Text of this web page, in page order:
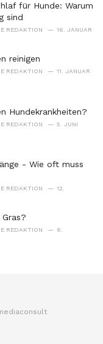
für Hunde: Warum
sind
REDAKTION
16. JANUAR
reinigen
REDAKTION
11. JANUAR
Hundekrankheiten?
REDAKTION
5. JUNI
- Wie oft muss
REDAKTION
12.
REDAKTION
6.